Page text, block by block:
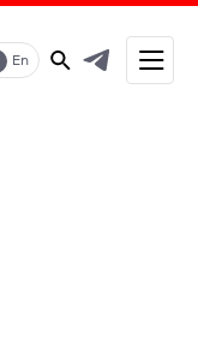
En